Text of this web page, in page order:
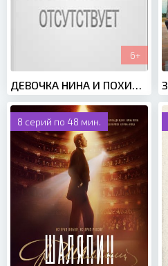
6+
8 серий по 48 мин.